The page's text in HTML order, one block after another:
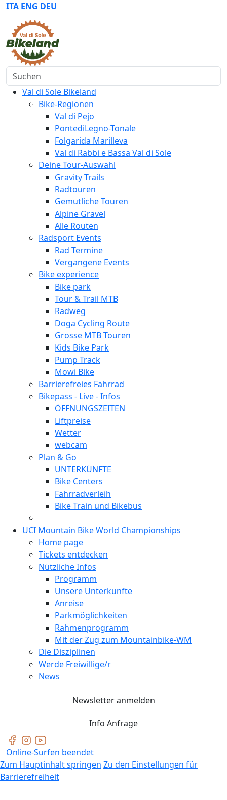
ITA ENG DEU
Suchen
Val di Sole Bikeland
Bike-Regionen
Val di Pejo
PontediLegno-Tonale
Folgarida Marilleva
Val di Rabbi e Bassa Val di Sole
Deine Tour-Auswahl
Gravity Trails
Radtouren
Gemutliche Touren
Alpine Gravel
Alle Routen
Radsport Events
Rad Termine
Vergangene Events
Bike experience
Bike park
Tour & Trail MTB
Radweg
Doga Cycling Route
Grosse MTB Touren
Kids Bike Park
Pump Track
Mowi Bike
Barrierefreies Fahrrad
Bikepass - Live - Infos
ÖFFNUNGSZEITEN
Liftpreise
Wetter
webcam
Plan & Go
UNTERKÜNFTE
Bike Centers
Fahrradverleih
Bike Train und Bikebus
UCI Mountain Bike World Championships
Home page
Tickets entdecken
Nützliche Infos
Programm
Unsere Unterkunfte
Anreise
Parkmöglichkeiten
Rahmenprogramm
Mit der Zug zum Mountainbike-WM
Die Disziplinen
Werde Freiwillige/r
News
Newsletter anmelden
Info Anfrage
Online-Surfen beendet
Zum Hauptinhalt springen Zu den Einstellungen für
Barrierefreiheit